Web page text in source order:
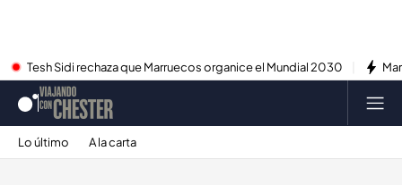
Tesh Sidi rechaza que Marruecos organice el Mundial 2030
Lo último A la carta